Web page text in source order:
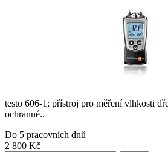
testo 606-1; přístroj pro měření vlhkosti
ochranné..
Do 5 pracovních dnů
2 800 Kč